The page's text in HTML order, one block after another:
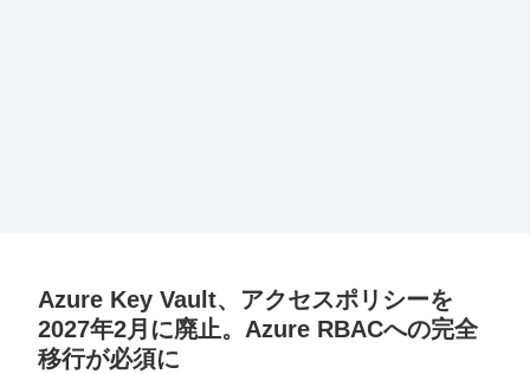
Azure Key Vault、アクセスポリシーを
2027年2月に廃止。Azure RBACへの完全
移行が必須に